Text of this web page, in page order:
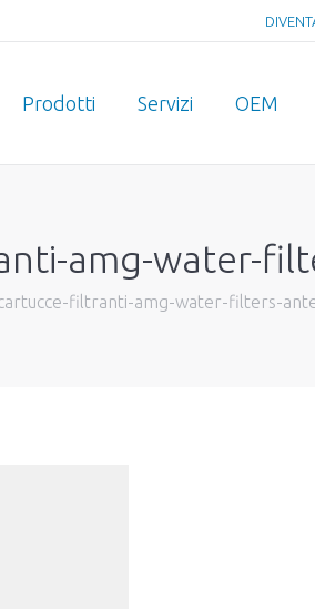
Prodotti Servizi OEM
amg-water-
filtranti-amg-water-filters-